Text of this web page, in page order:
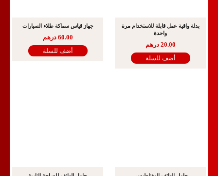
بدلة واقية عمل قابلة للاستخدام مرة
واحدة
20.00 درهم
أضف للسلة
جهاز قياس سماكة طلاء السيارات
60.00 درهم
أضف للسلة